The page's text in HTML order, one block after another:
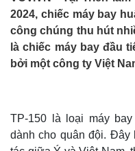
Đảng
Tổ chức nhân sự
Quốc hội
Nhận diện sự thật
2024, chiếc máy bay
công chúng thu hút
là chiếc máy bay đầu
bởi một công ty Việt
TP-150 là loại máy
dành cho quân đội. Đây